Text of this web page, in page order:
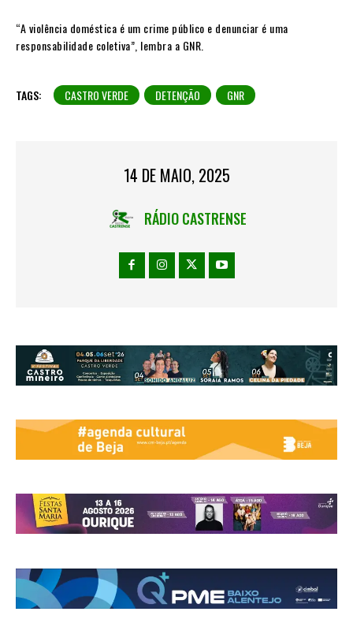
“A violência doméstica é um crime público e denunciar é uma
responsabilidade coletiva”, lembra a GNR.
TAGS: CASTRO VERDE DETENÇÃO GNR
14 DE MAIO, 2025
RÁDIO CASTRENSE